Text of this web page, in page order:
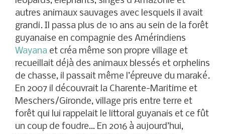
autres animaux sauvages avec lesquels il avait
grandi. Il passa plus de 10 ans au sein de la forêt
guyanaise en compagnie des Amérindiens
Wayana et créa même son propre village et
recueillait déjà des animaux blessés et orphelins
de chasse, il passait même l’épreuve du maraké.
En 2007 il découvrait la Charente-Maritime et
Meschers/Gironde, village pris entre terre et
forêt qui lui rappelait le littoral guyanais et ce fût
un coup de foudre… En 2016 à aujourd’hui,